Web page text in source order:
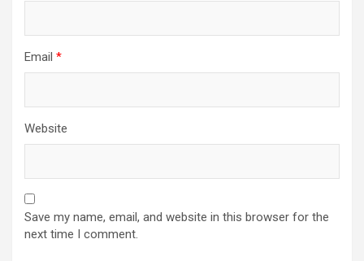
Email *
Website
Save my name, email, and website in this browser for the
next time I comment.